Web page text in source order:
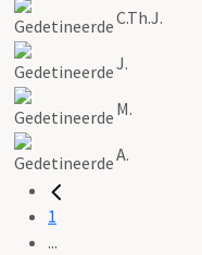
C.Th.J.
J.
M.
A.
1
...